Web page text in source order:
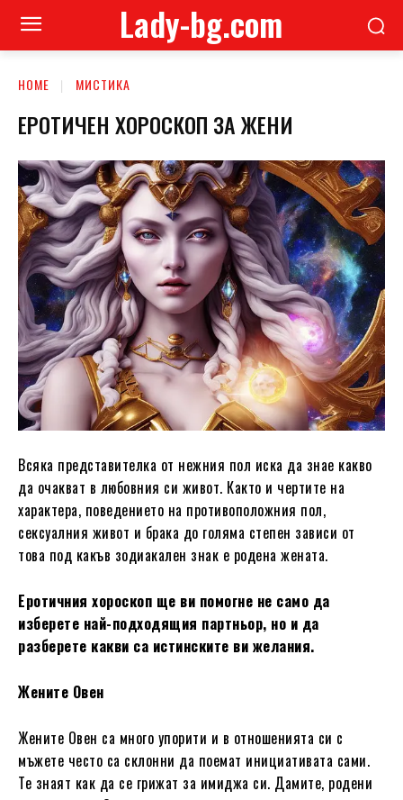
Lady-bg.com
HOME МИСТИКА
ЕРОТИЧЕН ХОРОСКОП ЗА ЖЕНИ
Всяка представителка от нежния пол иска да знае какво
да очакват в любовния си живот. Както и чертите на
характера, поведението на противоположния пол,
сексуалния живот и брака до голяма степен зависи от
това под какъв зодиакален знак е родена жената.
Еротичния хороскоп ще ви помогне не само да
изберете най-подходящия партньор, но и да
разберете какви са истинските ви желания.
Жените Овен
Жените Овен са много упорити и в отношенията си с
мъжете често са склонни да поемат инициативата сами.
Те знаят как да се грижат за имиджа си. Дамите, родени